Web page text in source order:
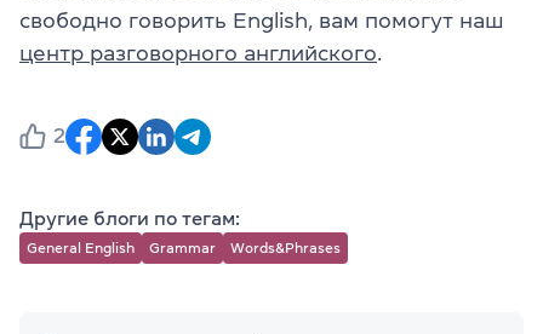
свободно говорить English, вам помогут наш
центр разговорного английского.
2
Другие блоги по тегам:
General English Grammar Words&Phrases